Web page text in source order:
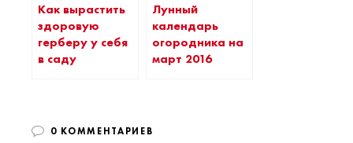
Как вырастить
здоровую
герберу у себя
в саду
Лунный
календарь
огородника на
март 2016
0 КОММЕНТАРИЕВ